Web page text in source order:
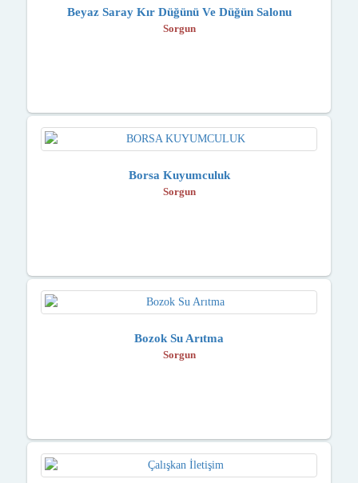
Beyaz Saray Kır Düğünü Ve Düğün Salonu
Sorgun
Borsa Kuyumculuk
Sorgun
Bozok Su Arıtma
Sorgun